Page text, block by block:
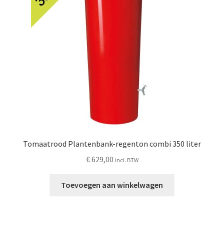
Tomaatrood Plantenbank-regenton combi 350 liter
€629,00 incl. BTW
Toevoegen aan winkelwagen